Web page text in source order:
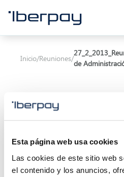
Esta página web usa cookies
Las cookies de este sitio web
el contenido y los anuncios,
Iberpay
Inicio/Reuniones/
de
Administración